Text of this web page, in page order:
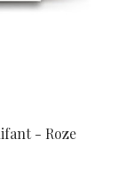
- Roze